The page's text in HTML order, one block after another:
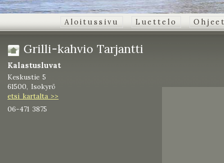
Aloitussivu Luettelo
Grilli-kahvio Tarjantti
Kalastusluvat
Keskustie 5
61500, Isokyrö
etsi kartalta >>
06-471 3875